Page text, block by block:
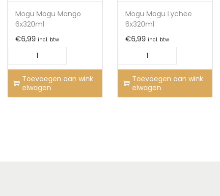
Mogu Mogu Mango
6x320ml
€6,99 incl. btw
Toevoegen aan wink
elwagen
Mogu Mogu Lychee
6x320ml
€6,99 incl. btw
Toevoegen aan wink
elwagen